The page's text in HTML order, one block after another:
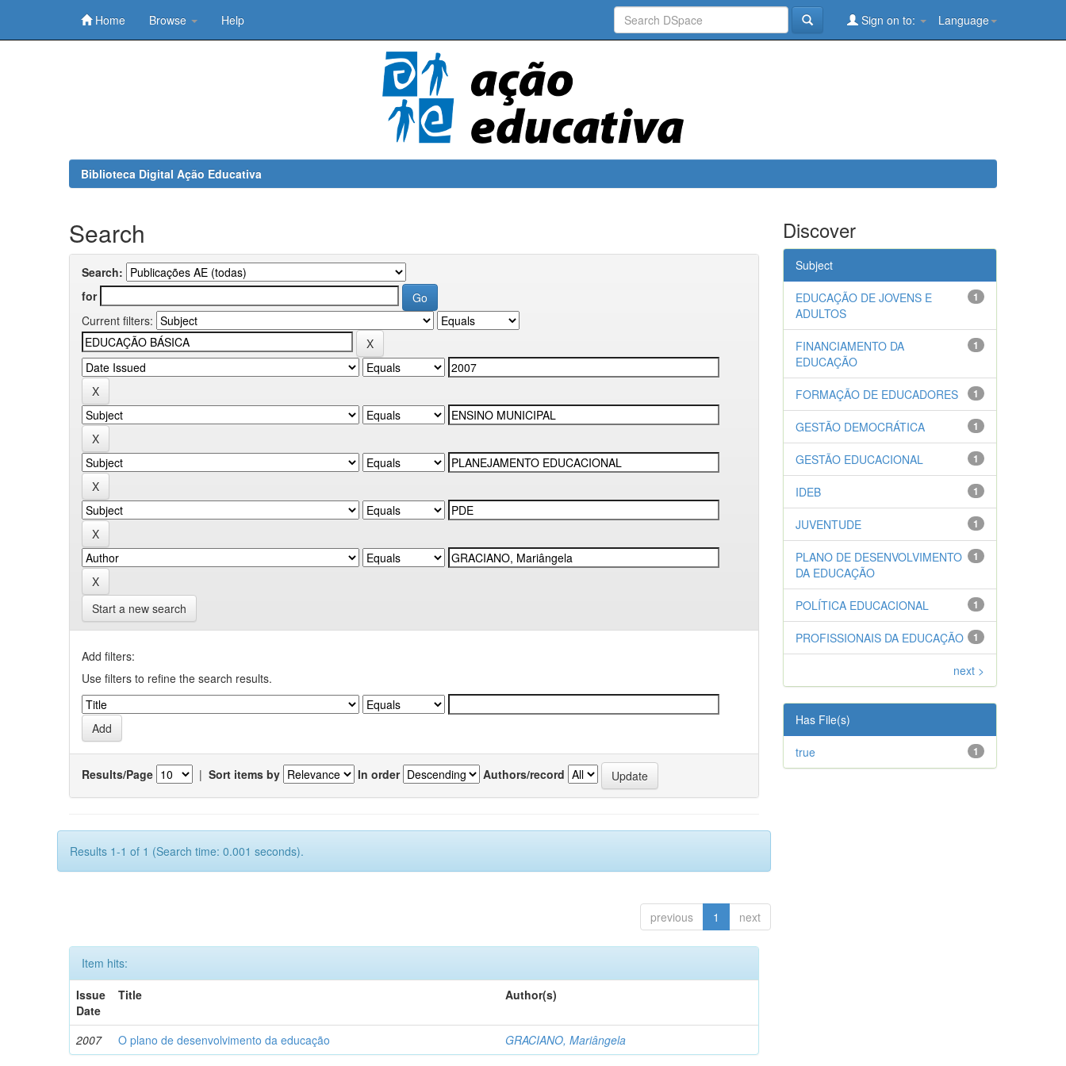
Home Browse Help Language
Sign on to:
Biblioteca Digital Ação Educativa
Search
Search:
for
Current filters:
Start a new search
Add filters:
Use filters to refine the search results.
Results/Page | Sort items by In order Authors/record
Results 1-1 of 1 (Search time: 0.001 seconds).
previous 1 next
Item hits:
Issue
Date
Title Author(s)
2007 O plano de desenvolvimento da educação GRACIANO, Mariângela
Discover
Subject
1
EDUCAÇÃO DE JOVENS E
ADULTOS
1
FINANCIAMENTO DA
EDUCAÇÃO
1
FORMAÇÃO DE EDUCADORES
1
GESTÃO DEMOCRÁTICA
1
GESTÃO EDUCACIONAL
1
IDEB
1
JUVENTUDE
1
PLANO DE DESENVOLVIMENTO
DA EDUCAÇÃO
1
POLÍTICA EDUCACIONAL
1
PROFISSIONAIS DA EDUCAÇÃO
next >
Has File(s)
1
true